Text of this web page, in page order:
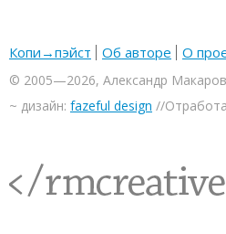
Копи→пэйст Об авторе О
© 2005—2026, Александр
~ дизайн: fazeful design //
<rmcreative/>